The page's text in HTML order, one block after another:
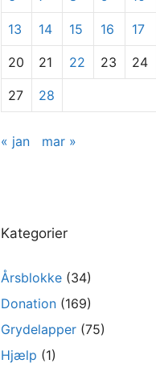
13 14 15 16 17
20 21 22 23 24
27 28
« jan mar »
Kategorier
Årsblokke (34)
Donation (169)
Grydelapper (75)
Hjælp (1)